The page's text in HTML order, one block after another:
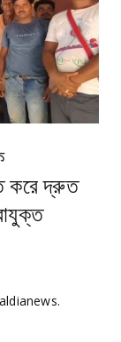
করে দ্রুত